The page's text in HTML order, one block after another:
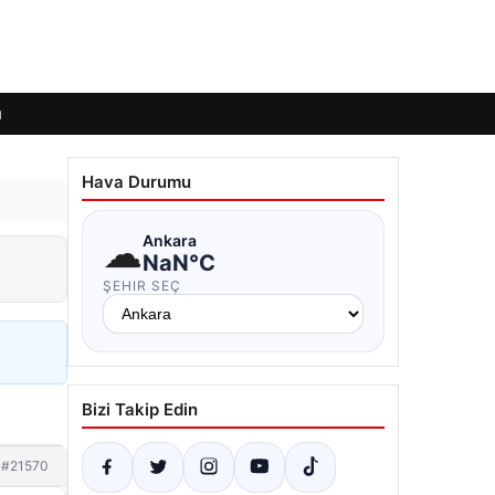
#21570
Hava Durumu
☁Ankara
NaN°C
ŞEHIR SEÇ
Bizi Takip Edin